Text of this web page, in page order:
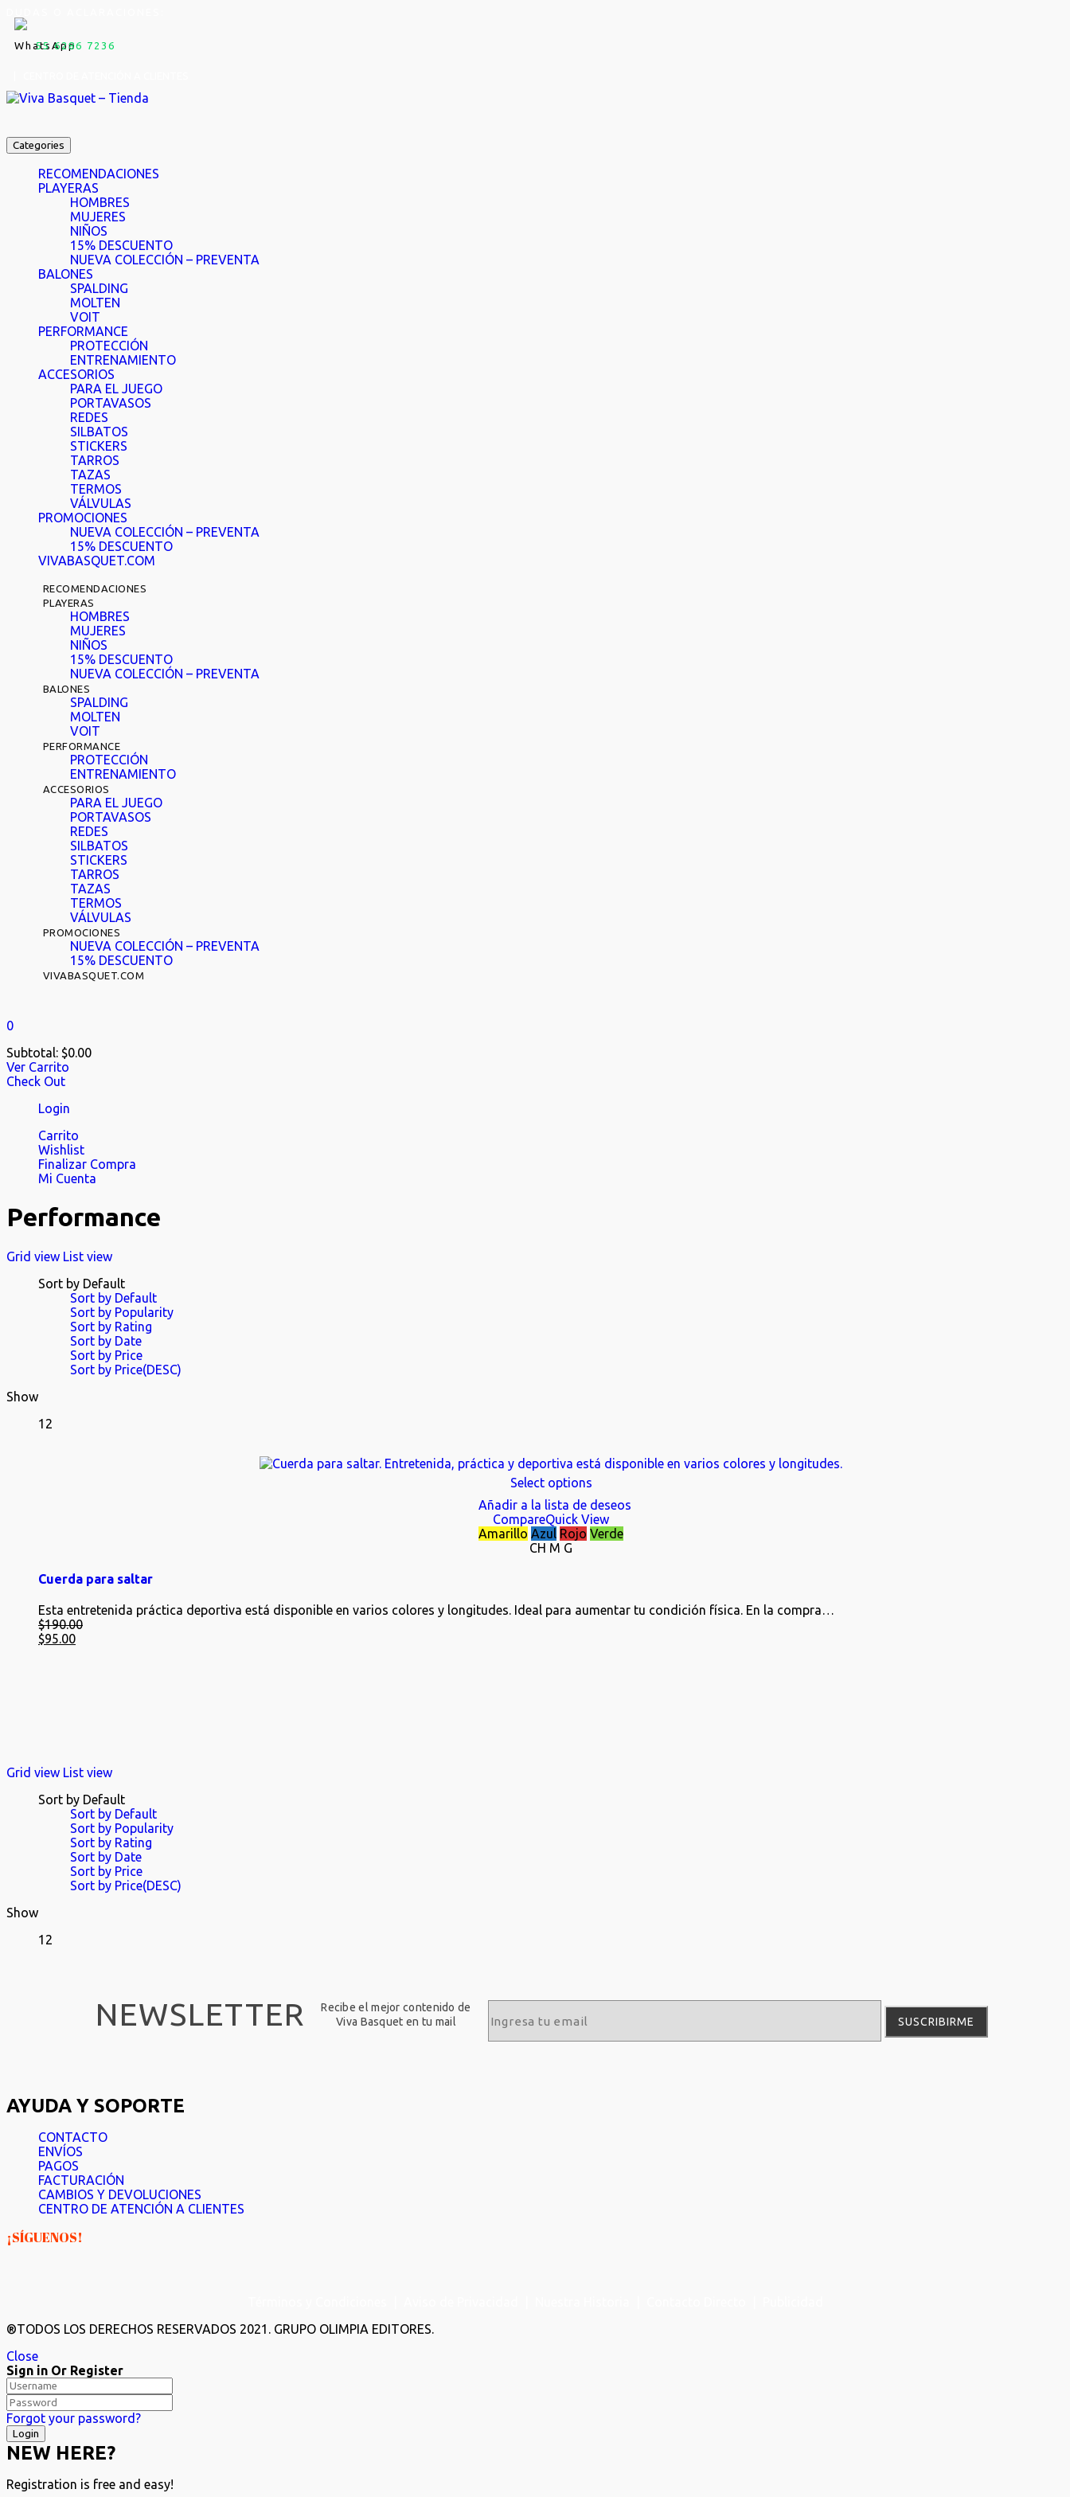
55 6286 7236
Categories
RECOMENDACIONES
PLAYERAS
HOMBRES
MUJERES
NIÑOS
15% DESCUENTO
NUEVA COLECCIÓN – PREVENTA
BALONES
SPALDING
MOLTEN
VOIT
PERFORMANCE
PROTECCIÓN
ENTRENAMIENTO
ACCESORIOS
PARA EL JUEGO
PORTAVASOS
REDES
SILBATOS
STICKERS
TARROS
TAZAS
TERMOS
VÁLVULAS
PROMOCIONES
NUEVA COLECCIÓN – PREVENTA
15% DESCUENTO
VIVABASQUET.COM
RECOMENDACIONES
PLAYERAS
HOMBRES
MUJERES
NIÑOS
15% DESCUENTO
NUEVA COLECCIÓN – PREVENTA
BALONES
SPALDING
MOLTEN
VOIT
PERFORMANCE
PROTECCIÓN
ENTRENAMIENTO
ACCESORIOS
PARA EL JUEGO
PORTAVASOS
REDES
SILBATOS
STICKERS
TARROS
TAZAS
TERMOS
VÁLVULAS
PROMOCIONES
NUEVA COLECCIÓN – PREVENTA
15% DESCUENTO
VIVABASQUET.COM
0
Subtotal: $0.00
Ver Carrito
Check Out
Login
Carrito
Wishlist
Finalizar Compra
Mi Cuenta
Performance
Grid view List view
Sort by Default
Sort by Default
Sort by Popularity
Sort by Rating
Sort by Date
Sort by Price
Sort by Price(DESC)
Show
12
Select options
Añadir a la lista de deseos
CompareQuick View
Amarillo Azul Rojo Verde
CH M G
Cuerda para saltar
Esta entretenida práctica deportiva está disponible en varios colores y longitudes. Ideal para aumentar tu condición física. En la compra…
$190.00
$95.00
Grid view List view
Sort by Default
Sort by Default
Sort by Popularity
Sort by Rating
Sort by Date
Sort by Price
Sort by Price(DESC)
Show
12
NEWSLETTER
Recibe el mejor contenido de
Viva Basquet en tu mail
AYUDA Y SOPORTE
CONTACTO
ENVÍOS
PAGOS
FACTURACIÓN
CAMBIOS Y DEVOLUCIONES
CENTRO DE ATENCIÓN A CLIENTES
¡SÍGUENOS!
®TODOS LOS DERECHOS RESERVADOS 2021. GRUPO OLIMPIA EDITORES.
Close
Sign in Or Register
Forgot your password?
NEW HERE?
Registration is free and easy!